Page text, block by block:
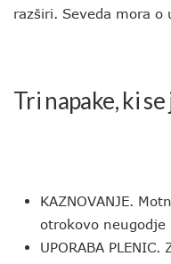
razširi. Seveda mora
Tri napake, ki
KAZNOVANJE.
otrokovo neugodje
UPORABA